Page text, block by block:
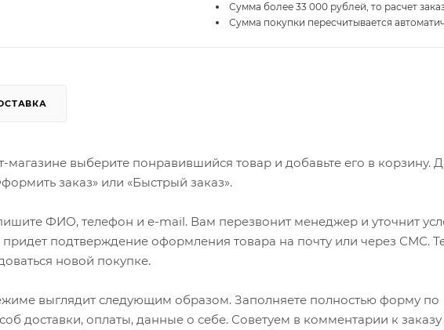
Сумма более 33 000 рублей, то расчет
Сумма покупки пересчитывается
выберите понравившийся товар и добавьте его в корзину.
заказ» или «Быстрый заказ».
ФИО, телефон и e-mail. Вам перезвонит менеджер и уточнит
придет подтверждение оформления товара на почту или через СМС.
новой покупке.
выглядит следующим образом. Заполняете полностью форму по
доставки, оплаты, данные о себе. Советуем в комментарии к заказу